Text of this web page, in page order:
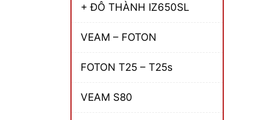
+ ĐÔ THÀNH IZ650SL
VEAM – FOTON
FOTON T25 – T25s
VEAM S80